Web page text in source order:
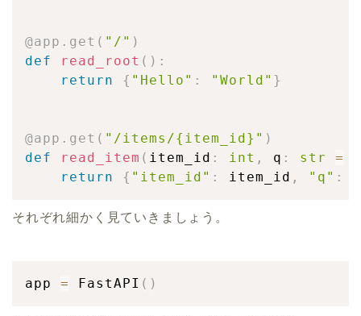
@app . get ( "/" )
def
read_root ( ) :
return
{ "Hello" : "World" }
@app . get ( "/items/{item_id}" )
def
read_item ( item_id : int , q : str =
return
{ "item_id" : item_id , "q" :
それぞれ細かく見ていきましょう。
app = FastAPI ( )